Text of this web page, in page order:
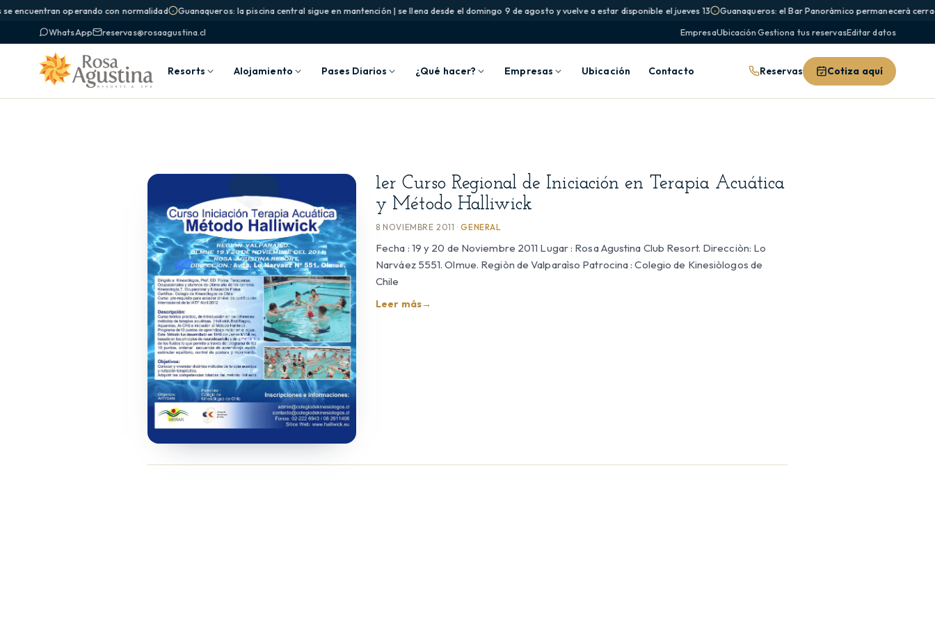
encuentran operando con normalidad Guanaqueros: la piscina central sigue en mantención | se llena desde el domingo 9 de agosto y vuelve a estar disponible el jueves 13
Guanaqueros: el Bar Panorámico permanecerá
WhatsApp
reservas@rosaagustina.cl EmpresaUbicación·Gestiona tus reservasEditar datos
Resorts Alojamiento Pases Diarios ¿Qué hacer? Empresas Ubicación Contacto Reservas Cotiza aquí
1er Curso Regional de Iniciación en Terapia Acuática
y Método Halliwick
8 NOVIEMBRE 2011 ·GENERAL
Fecha : 19 y 20 de Noviembre 2011 Lugar : Rosa Agustina Club Resort. Direcciòn: Lo
Narváez 5551. Olmue. Regiòn de Valparaìso Patrocina : Colegio de Kinesiòlogos de
Chile
Leer más→